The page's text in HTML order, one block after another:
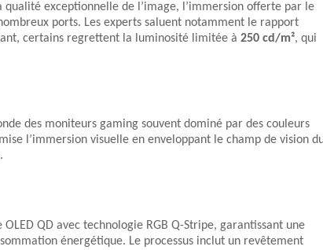
exceptionnelle de l’image, l’immersion offerte par le
ports. Les experts saluent notamment le rapport
certains regrettent la luminosité limitée à 250 cd/m², qui
des moniteurs gaming souvent dominé par des couleurs
l’immersion visuelle en enveloppant le champ de vision
QD avec technologie RGB Q-Stripe, garantissant une
énergétique. Le processus inclut un revêtement